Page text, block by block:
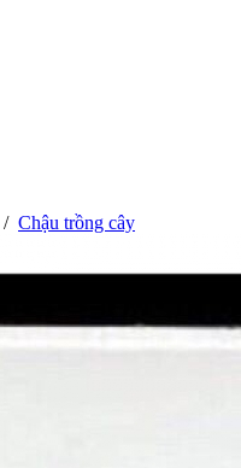
/ Chậu trồng cây